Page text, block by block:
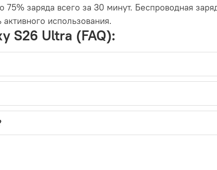
заряда всего за 30 минут. Беспроводная
использования.
S26 Ultra (FAQ):